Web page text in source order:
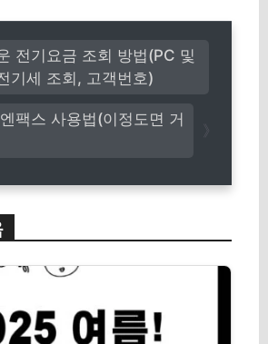
팩스 사용법(이정도면 거
전기요금 조회 방법(PC 및
기세 조회, 고객번호)